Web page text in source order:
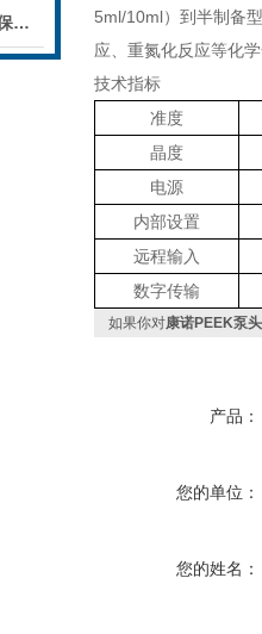
Eldex 1LM/SeriesⅡ型泵维修保养服务
5ml/10ml）到半制备
应、重氮化反应等化
技术指标
准度
晶度
电源
内部设置
远程输入
数字传输
如果你对康诺PEEK泵
产品：
您的单位：
您的姓名：